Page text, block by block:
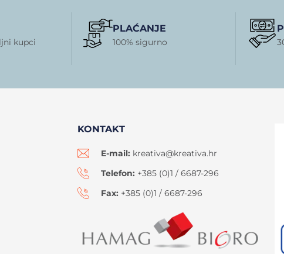
kupci
PLAĆANJE
100% sigurno
KONTAKT
E-mail: kreativa@kreativa.hr
Telefon: +385 (0)1 / 6687-296
Fax: +385 (0)1 / 6687-296